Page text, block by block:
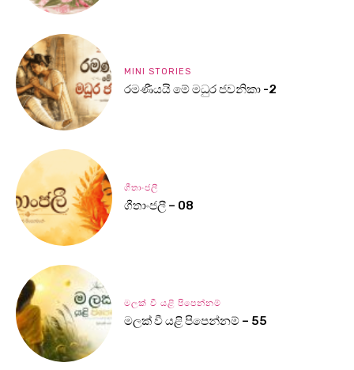
MINI STORIES
රමණීයයි මේ මධුර ජවනිකා -2
ගීතාංජලී
ගීතාංජලී – 08
මලක් වී යළි පිපෙන්නම්
මලක් වී යළි පිපෙන්නම් – 55